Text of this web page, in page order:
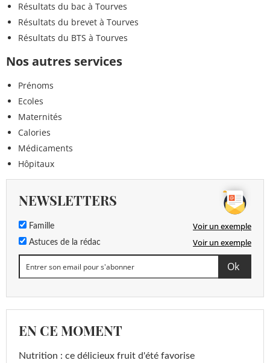
Résultats du bac à Tourves
Résultats du brevet à Tourves
Résultats du BTS à Tourves
Nos autres services
Prénoms
Ecoles
Maternités
Calories
Médicaments
Hôpitaux
NEWSLETTERS
Famille Voir un exemple
Astuces de la rédac Voir un exemple
EN CE MOMENT
Nutrition : ce délicieux fruit d'été favorise